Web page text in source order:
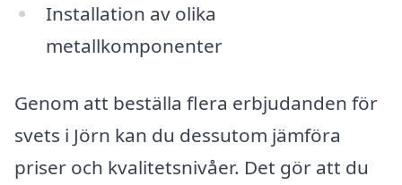
Installation av olika
metallkomponenter
Genom att beställa flera erbjudanden för
svets i Jörn kan du dessutom jämföra
priser och kvalitetsnivåer. Det gör att du